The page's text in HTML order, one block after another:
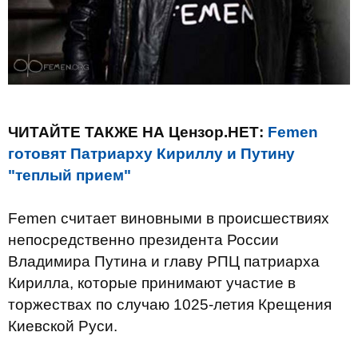
ЧИТАЙТЕ ТАКЖЕ НА Цензор.НЕТ: Femen
готовят Патриарху Кириллу и Путину
"теплый прием"
Femen считает виновными в происшествиях
непосредственно президента России
Владимира Путина и главу РПЦ патриарха
Кирилла, которые принимают участие в
торжествах по случаю 1025-летия Крещения
Киевской Руси.